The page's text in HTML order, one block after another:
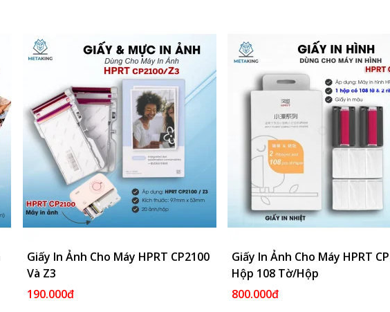
Thêm Vào Giỏ
Giấy In Ảnh Cho Máy HPRT CP2100
Và Z3
190.000đ
Thêm
Giấy In Ảnh Cho Máy HPRT
Hộp 108 Tờ/hộp
800.000đ